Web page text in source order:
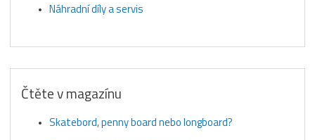
Náhradní díly a servis
Čtěte v magazínu
Skatebord, penny board nebo longboard?